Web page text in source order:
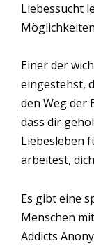
Liebessucht
Einer der
eingestehst,
den Weg der
dass dir
Liebesleben
arbeitest,
Es gibt eine
Menschen
Addicts